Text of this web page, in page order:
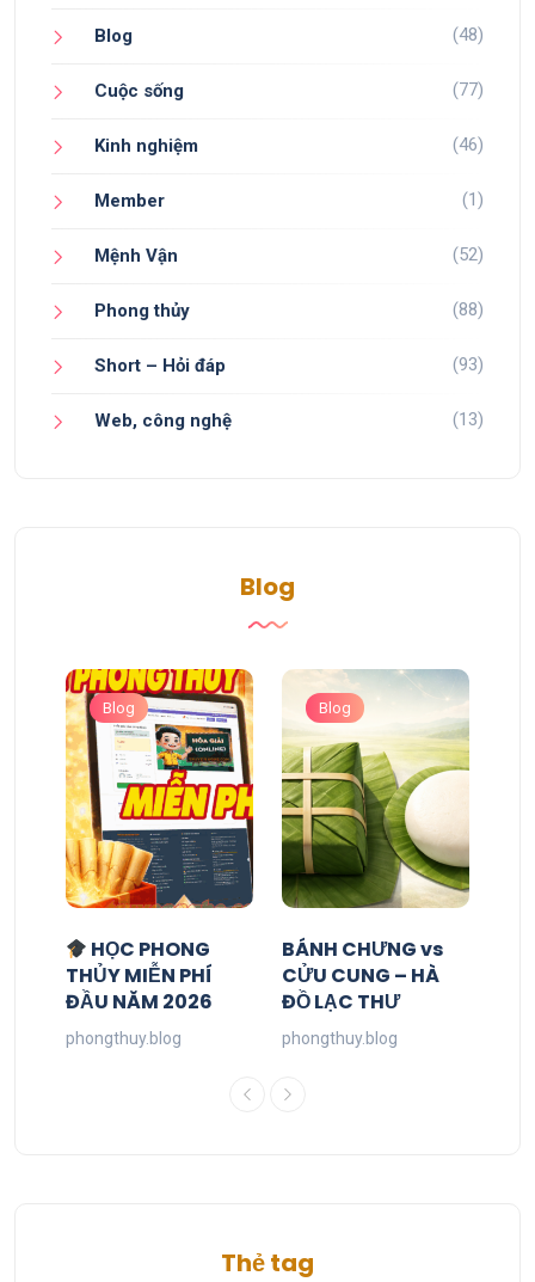
Blog (48)
Cuộc sống (77)
Kinh nghiệm (46)
Member (1)
Mệnh Vận (52)
Phong thủy (88)
Short – Hỏi đáp (93)
Web, công nghệ (13)
Blog
Blog
HỌC PHONG
THỦY MIỄN PHÍ
ĐẦU NĂM 2026
phongthuy.blog
Blog
BÁNH CHƯNG vs
CỬU CUNG – HÀ
ĐỒ LẠC THƯ
phongthuy.blog
Thẻ tag